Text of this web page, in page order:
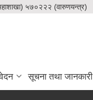
५७०२२२ (वारुणयन्त्र)
सूचना तथा जानकारी